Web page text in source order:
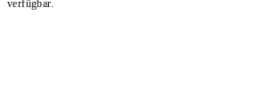
verfügbar.